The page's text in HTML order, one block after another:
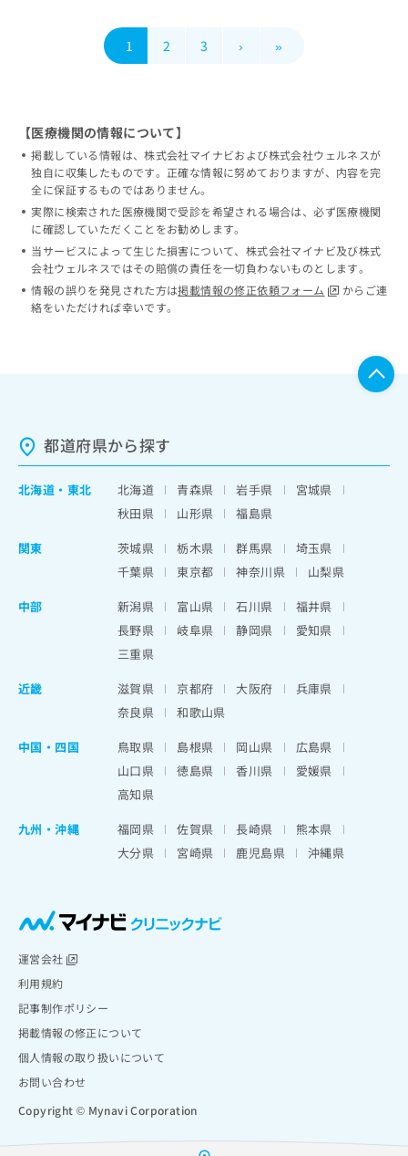
1 2 3 › »
【医療機関の情報について】
掲載している情報は、株式会社マイナビおよび株式会社ウェルネスが
独自に収集したものです。正確な情報に努めておりますが、内容を完
全に保証するものではありません。
実際に検索された医療機関で受診を希望される場合は、必ず医療機関
に確認していただくことをお勧めします。
当サービスによって生じた損害について、株式会社マイナビ及び株式
会社ウェルネスではその賠償の責任を一切負わないものとします。
情報の誤りを発見された方は掲載情報の修正依頼フォーム
からご連
絡をいただければ幸いです。
都道府県から探す
北海道 ・ 東北 北海道 青森県 岩手県
宮城県
秋田県
山形県
福島県
関東
茨城県 栃木県 群馬県
埼玉県
千葉県
東京都 神奈川県
山梨県
中部
新潟県 富山県 石川県
福井県
長野県
岐阜県 静岡県
愛知県
三重県
近畿
滋賀県 京都府 大阪府
兵庫県
奈良県
和歌山県
中国・四国
鳥取県 島根県 岡山県
広島県
山口県
徳島県 香川県
愛媛県
高知県
九州・沖縄
福岡県 佐賀県 長崎県
熊本県
大分県
宮崎県 鹿児島県 沖縄県
運営会社
利用規約
記事制作ポリシー
掲載情報の修正について
個人情報の取り扱いについて
お問い合わせ
Copyright © Mynavi Corporation